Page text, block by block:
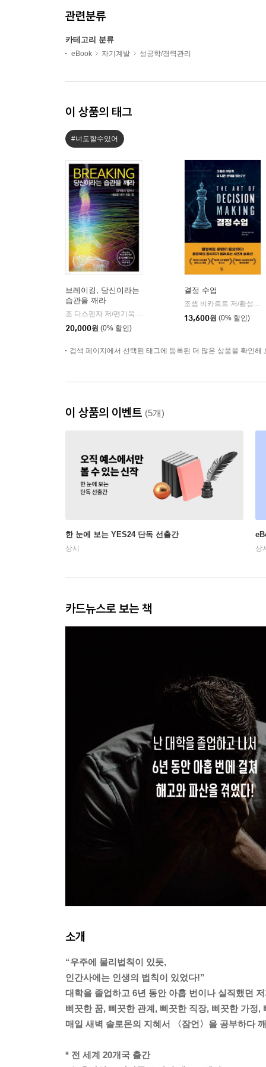
관련분류
카테고리 분류
eBook 자기계발 성공학/경력관리
이 상품의 태그
#너도할수있어
브레이킹, 당신이라는
습관을 깨라
조 디스펜자 저/편기욱 역
20,000원 (0% 할인)
결정 수업
조셉 비카르트 저/황성연 역
13,600원 (0% 할인)
검색 페이지에서 선택된 태그에 등록된 더 많은 상품을 확인해
이 상품의 이벤트 (5개)
한 눈에 보는 YES24 단독 선출간
상시 상
카드뉴스로 보는 책
소개
“우주에 물리법칙이 있듯,
인간사에는 인생의 법칙이 있었다!”
대학을 졸업하고 6년 동안 아홉 번이나 실직했던
삐끗한 꿈, 삐끗한 관계, 삐끗한 직장, 삐끗한 가정,
매일 새벽 솔로몬의 지혜서 〈잠언〉을 공부하다
* 전 세계 20개국 출간